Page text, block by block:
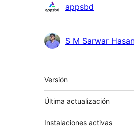
Colaboradores
appsbd
S M Sarwar
Meta
Versión
Última actualización
Instalaciones activas